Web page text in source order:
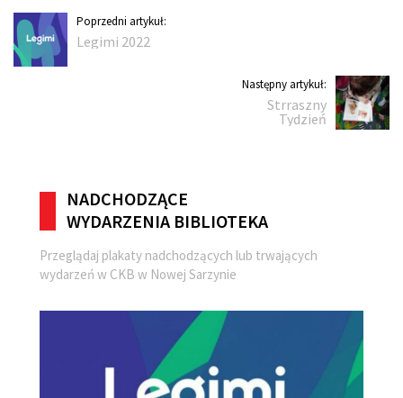
Nawigacja
wpisu
Poprzedni artykuł:
Poprzedni
artykuł:
Legimi 2022
Następny artykuł:
Następny
artykuł:Strraszny
Tydzień
NADCHODZĄCE
WYDARZENIA BIBLIOTEKA
Przeglądaj plakaty nadchodzących lub trwających
wydarzeń w CKB w Nowej Sarzynie